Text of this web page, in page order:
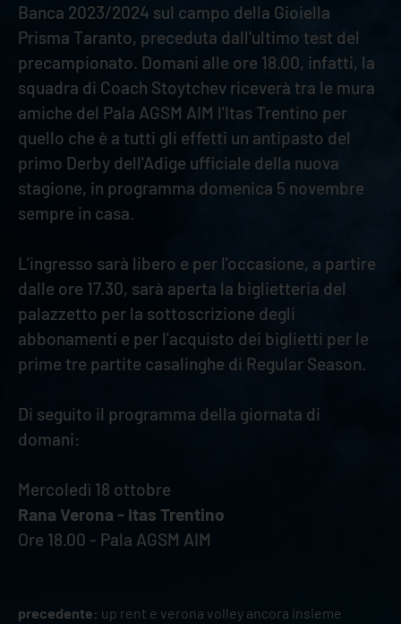
Banca 2023/2024 sul campo della Gioiella
Prisma Taranto, preceduta dall'ultimo test del
precampionato. Domani alle ore 18.00, infatti, la
squadra di Coach Stoytchev riceverà tra le mura
amiche del Pala AGSM AIM l'Itas Trentino per
quello che è a tutti gli effetti un antipasto del
primo Derby dell'Adige ufficiale della nuova
stagione, in programma domenica 5 novembre
sempre in casa.
L'ingresso sarà libero e per l'occasione, a partire
dalle ore 17.30, sarà aperta la biglietteria del
palazzetto per la sottoscrizione degli
abbonamenti e per l'acquisto dei biglietti per le
prime tre partite casalinghe di Regular Season.
Di seguito il programma della giornata di
domani:
Mercoledì 18 ottobre
Rana Verona - Itas Trentino
Ore 18.00 - Pala AGSM AIM
precedente: up rent e verona volley ancora insieme